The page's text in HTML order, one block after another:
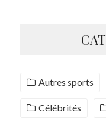
Autres sports
Célébrités